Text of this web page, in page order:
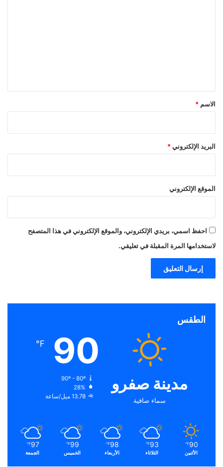
*
الاسم *
البريد الإلكتروني *
الموقع الإلكتروني
احفظ اسمي، بريدي الإلكتروني، والموقع الإلكتروني في هذا المتصفح
لاستخدامها المرة المقبلة في تعليقي.
الطقس
مدينة صفرو
سماء صافية
90
℉
90º - 80º
28%
13.78 ميل/ساعة
90
℉
الأثنين
93
℉
الثلاثاء
98
℉
الأربعاء
99
℉
الخميس
97
℉
الجمعة